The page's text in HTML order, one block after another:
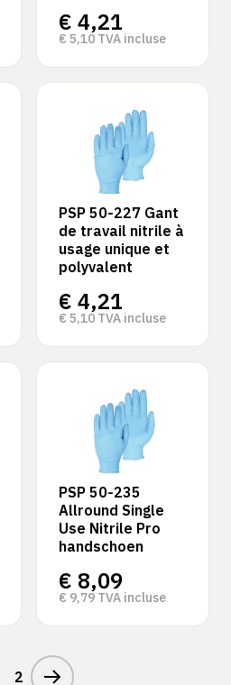
€ 4,21
€ 5,10 TVA incluse
PSP 50-227 Gant
de travail nitrile à
usage unique et
polyvalent
€ 4,21
€ 5,10 TVA incluse
PSP 50-235
Allround Single
Use Nitrile Pro
handschoen
€ 8,09
€ 9,79 TVA incluse
2